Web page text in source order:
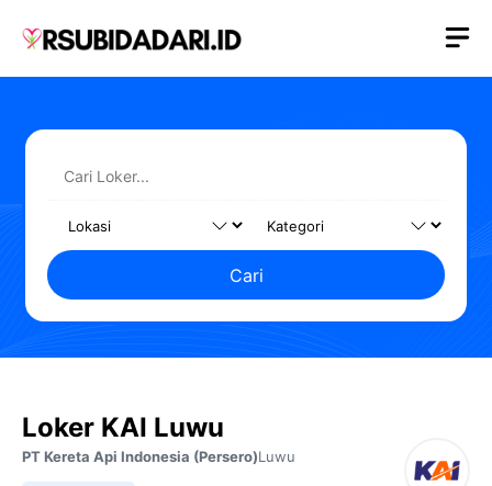
Cari
Loker KAI Luwu
PT Kereta Api Indonesia (Persero)Luwu